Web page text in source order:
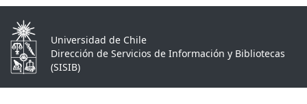
Universidad de Chile
Dirección de Servicios de Información y Bibliotecas
(SISIB)